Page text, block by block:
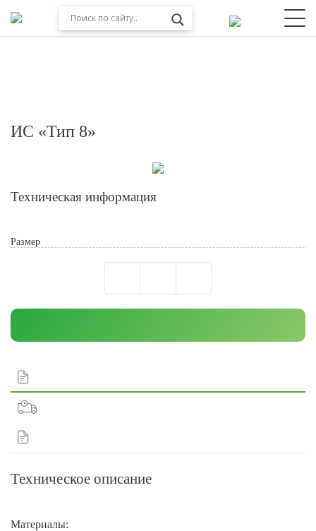
ИС «Тип 8»
Техническая информация
Размер
Техническое описание
Материалы: